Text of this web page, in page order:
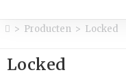
> Producten > Locked
Locked